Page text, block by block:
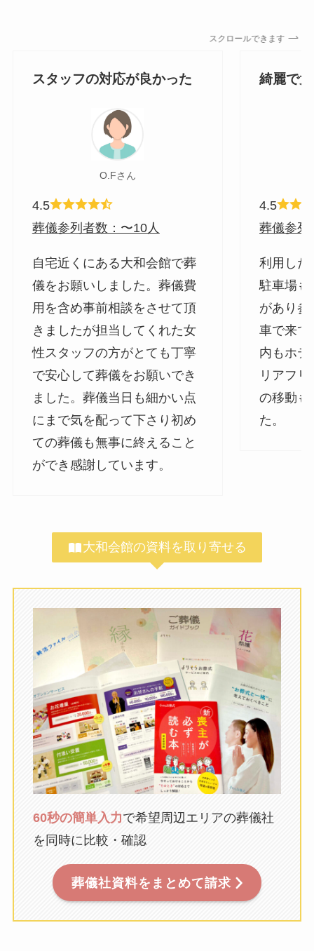
スクロールできます
スタッフの対応が良かった
O.Fさん
4.5
葬儀参列者数：〜10人
自宅近くにある大和会館で葬
儀をお願いしました。葬儀費
用を含め事前相談をさせて頂
きましたが担当してくれた女
性スタッフの方がとても丁寧
で安心して葬儀をお願いでき
ました。葬儀当日も細かい点
にまで気を配って下さり初め
ての葬儀も無事に終えること
ができ感謝しています。
綺麗で
4.5
葬儀参列
利用した
駐車場も
があり参
車で来て
内もホテ
リアフ
の移動も
た。
大和会館の資料を取り寄せる
60秒の簡単入力で希望周辺エリアの葬儀社
を同時に比較・確認
葬儀社資料をまとめて請求